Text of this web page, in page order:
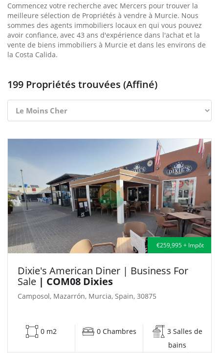
Commencez votre recherche avec Mercers pour trouver la
meilleure sélection de Propriétés à vendre à Murcie. Nous
sommes des agents immobiliers locaux en qui vous pouvez
avoir confiance, avec 43 ans d'expérience dans l'achat et la
vente de biens immobiliers à Murcie et dans les environs de
la Costa Calida.
199 Propriétés trouvées (Affiné)
€259,995 + Impôt
Dixie's American Diner | Business For
Sale | COM08 Dixies
Camposol, Mazarrón, Murcia, Spain, 30875
0 m2 0 Chambres
3 Salles de
bains